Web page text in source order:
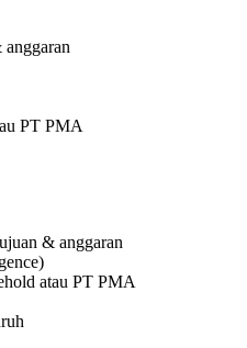
PT PMA
& anggaran
atau PT PMA